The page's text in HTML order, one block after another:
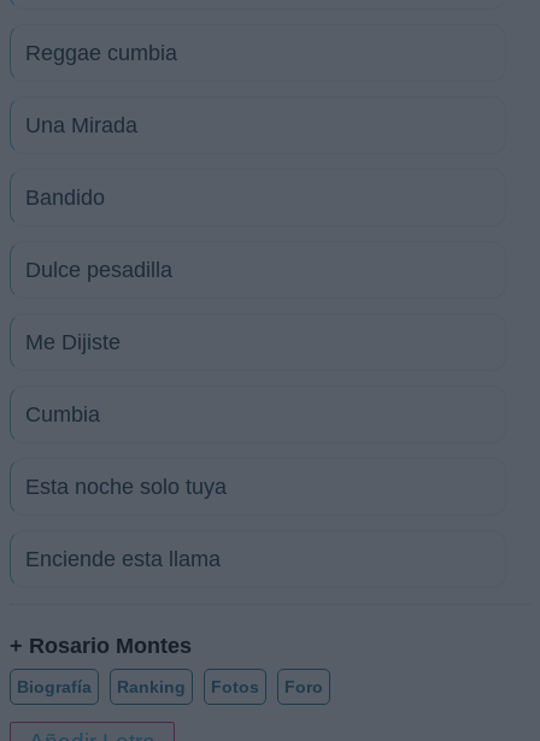
Reggae cumbia
Una Mirada
Bandido
Dulce pesadilla
Me Dijiste
Cumbia
Esta noche solo tuya
Enciende esta llama
+ Rosario Montes
Biografía Ranking Fotos Foro